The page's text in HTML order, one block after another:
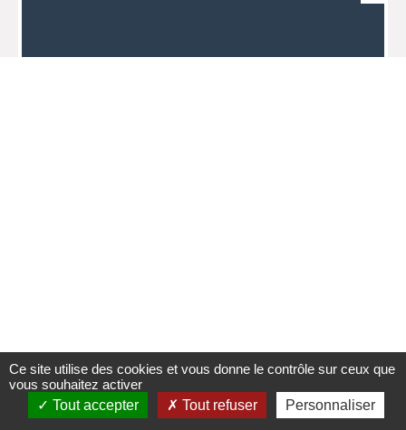
Ce site utilise des cookies et vous donne le contrôle sur ceux que
vous souhaitez activer
Tout accepter
Tout refuser Personnaliser